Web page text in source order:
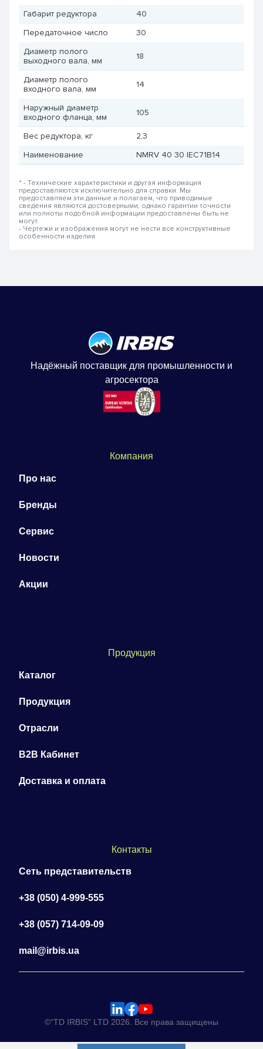
Габарит редуктора
40
Передаточное число
30
Диаметр полого
выходного вала, мм
18
Диаметр полого
входного вала, мм
14
Наружный диаметр
входного фланца, мм
105
Вес редуктора, кг
2,3
Наименование
NMRV 40 30 IEC71B14
* - Технические характеристики и другая информация
предоставляются исключительно для справки. Мы
предоставляем эти данные и полагаем, что приводимые
сведения являются достоверными, однако гарантии точности
или полноты подобной информации предоставлены быть не
могут.
- Чертежи и изображения могут не нести все конструктивные
особенности изделия.
Надёжный поставщик для промышленности и
агросектора
Компания
Про нас
Бренды
Сервис
Новости
Акции
Продукция
Каталог
Продукция
Отрасли
B2B Кабинет
Доставка и оплата
Контакты
Сеть представительств
+38 (050) 4-999-555
+38 (057) 714-09-09
mail@irbis.ua
©“TD IRBIS” LTD 2026. Все права защищены